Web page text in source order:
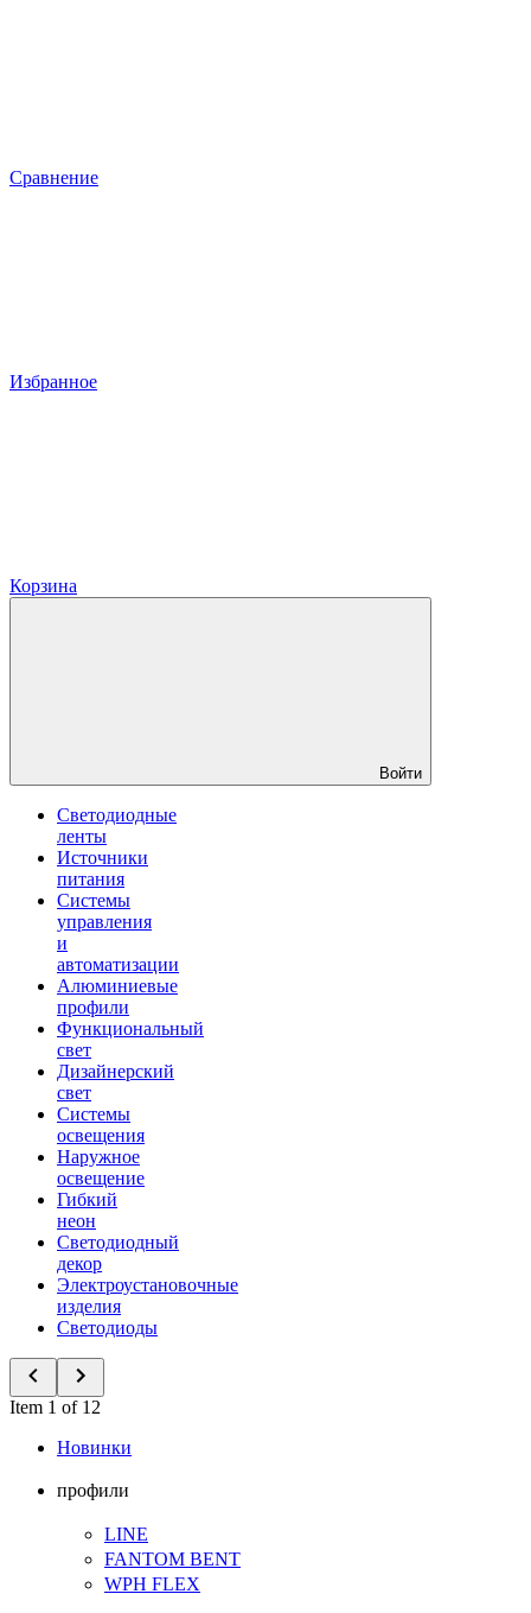
Сравнение
Избранное
Корзина
Войти
Светодиодные
ленты
Источники
питания
Системы
управления
и
автоматизации
Алюминиевые
профили
Функциональный
свет
Дизайнерский
свет
Системы
освещения
Наружное
освещение
Гибкий
неон
Светодиодный
декор
Электроустановочные
изделия
Светодиоды
Item 1 of 12
Новинки
профили
LINE
FANTOM BENT
WPH FLEX